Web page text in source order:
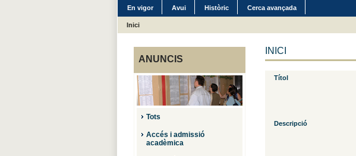
En vigor Avui Històric Cerca avançada
Inici
ANUNCIS
Tots
Accés i admissió
acadèmica
INICI
Títol
Descripció